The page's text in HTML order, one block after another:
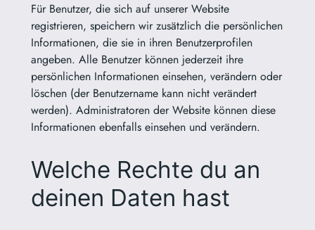
Für Benutzer, die sich auf unserer Website
registrieren, speichern wir zusätzlich die persönlichen
Informationen, die sie in ihren Benutzerprofilen
angeben. Alle Benutzer können jederzeit ihre
persönlichen Informationen einsehen, verändern oder
löschen (der Benutzername kann nicht verändert
werden). Administratoren der Website können diese
Informationen ebenfalls einsehen und verändern.
Welche Rechte du an
deinen Daten hast